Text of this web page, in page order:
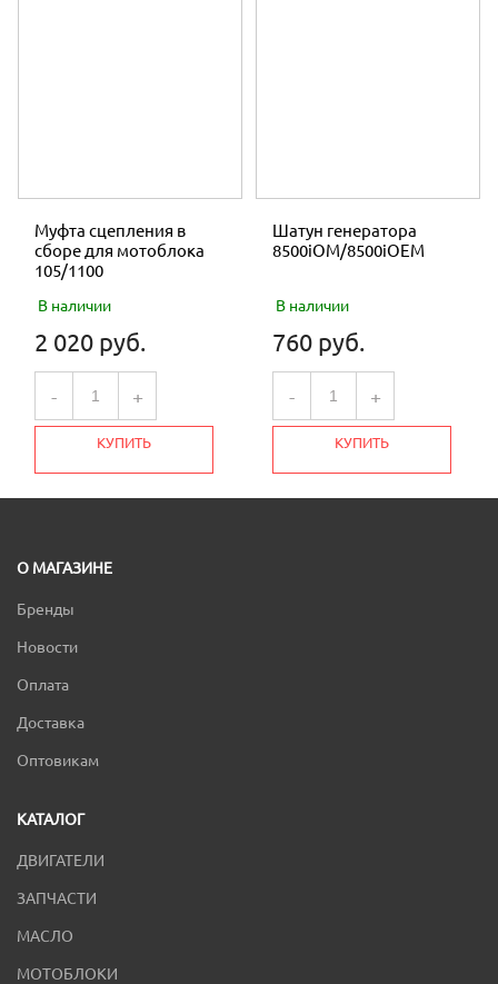
Муфта сцепления в
сборе для мотоблока
105/1100
В наличии
2 020 руб.
- +
КУПИТЬ
Шатун генератора
8500iOM/8500iOEM
В наличии
760 руб.
- +
КУПИТЬ
О МАГАЗИНЕ
Бренды
Новости
Оплата
Доставка
Оптовикам
КАТАЛОГ
ДВИГАТЕЛИ
ЗАПЧАСТИ
МАСЛО
МОТОБЛОКИ